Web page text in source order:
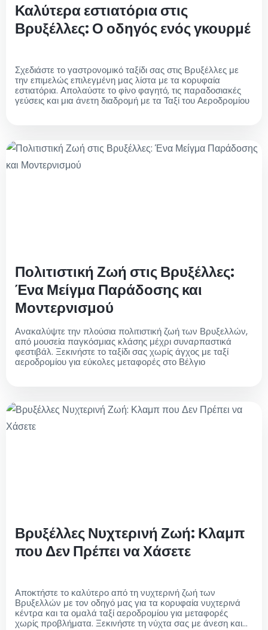
Καλύτερα εστιατόρια στις
Βρυξέλλες: Ο οδηγός ενός γκουρμέ
Σχεδιάστε το γαστρονομικό ταξίδι σας στις Βρυξέλλες με
την επιμελώς επιλεγμένη μας λίστα με τα κορυφαία
εστιατόρια. Απολαύστε το φίνο φαγητό, τις παραδοσιακές
γεύσεις και μια άνετη διαδρομή με τα Ταξί του Αεροδρομίου
Πολιτιστική Ζωή στις Βρυξέλλες:
Ένα Μείγμα Παράδοσης και
Μοντερνισμού
Ανακαλύψτε την πλούσια πολιτιστική ζωή των Βρυξελλών,
από μουσεία παγκόσμιας κλάσης μέχρι συναρπαστικά
φεστιβάλ. Ξεκινήστε το ταξίδι σας χωρίς άγχος με ταξί
αεροδρομίου για εύκολες μεταφορές στο Βέλγιο
Βρυξέλλες Νυχτερινή Ζωή: Κλαμπ
που Δεν Πρέπει να Χάσετε
Αποκτήστε το καλύτερο από τη νυχτερινή ζωή των
Βρυξελλών με τον οδηγό μας για τα κορυφαία νυχτερινά
κέντρα και τα ομαλά ταξί αεροδρομίου για μεταφορές
χωρίς προβλήματα. Ξεκινήστε τη νύχτα σας με άνεση και